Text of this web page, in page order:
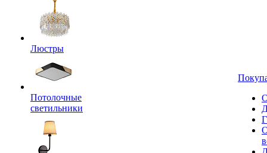
Люстры
Потолочные
светильники